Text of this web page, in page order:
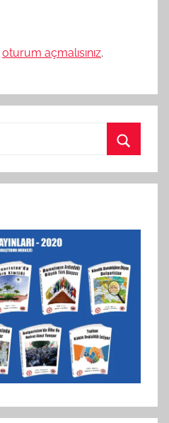
oturum açmalısınız.